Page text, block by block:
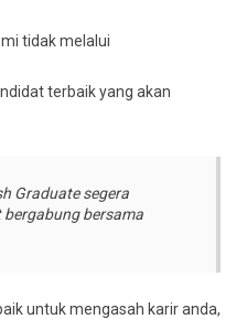
tidak melalui
terbaik yang akan
Graduate segera
bersama
untuk mengasah karir anda,